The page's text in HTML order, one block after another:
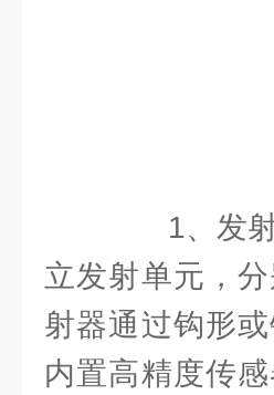
1、发射
立发射单元，
射器通过钩形
内置高精度传